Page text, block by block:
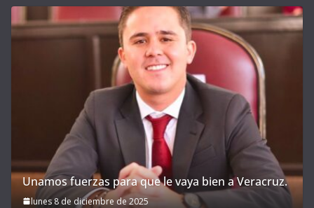
Unamos fuerzas para que le vaya bien a Veracruz.
lunes 8 de diciembre de 2025